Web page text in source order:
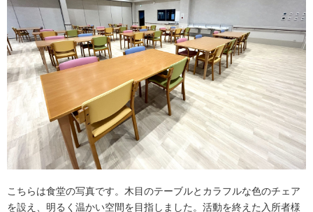
こちらは食堂の写真です。木目のテーブルとカラフルな色のチェア
を設え、明るく温かい空間を目指しました。活動を終えた入所者様